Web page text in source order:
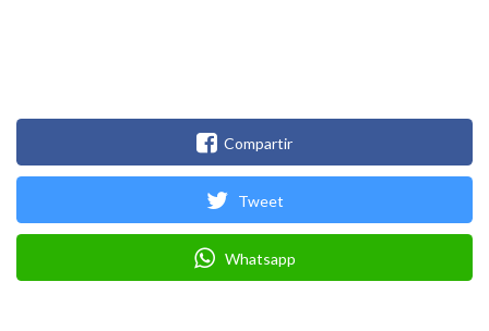
Compartir
Tweet
Whatsapp